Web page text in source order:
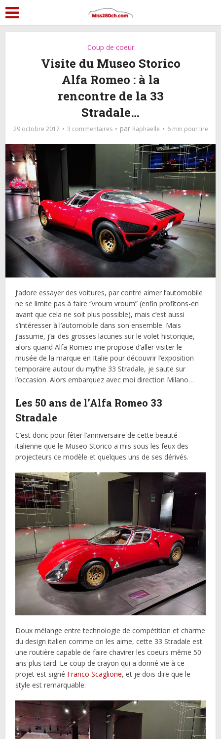
Coup de coeur
Visite du Museo Storico
Alfa Romeo : à la
rencontre de la 33
Stradale…
29 octobre 2017 3 commentaires par Raphaelle 6 min pour lire
J’adore essayer des voitures, par contre aimer l’automobile
ne se limite pas à faire “vroum vroum” (enfin profitons-en
avant que cela ne soit plus possible), mais c’est aussi
s’intéresser à l’automobile dans son ensemble. Mais
j’assume, j’ai des grosses lacunes sur le volet historique,
alors quand Alfa Romeo me propose d’aller visiter le
musée de la marque en Italie pour découvrir l’exposition
temporaire autour du mythe 33 Stradale, je saute sur
l’occasion. Alors embarquez avec moi direction Milano…
Les 50 ans de l’Alfa Romeo 33
Stradale
C’est donc pour fêter l’anniversaire de cette beauté
italienne que le Museo Storico a mis sous les feux des
projecteurs ce modèle et quelques uns de ses dérivés.
Doux mélange entre technologie de compétition et charme
du design italien comme on les aime, cette 33 Stradale est
une routière capable de faire chavirer les coeurs même 50
ans plus tard. Le coup de crayon qui a donné vie à ce
projet est signé Franco Scaglione, et je dois dire que le
style est remarquable.